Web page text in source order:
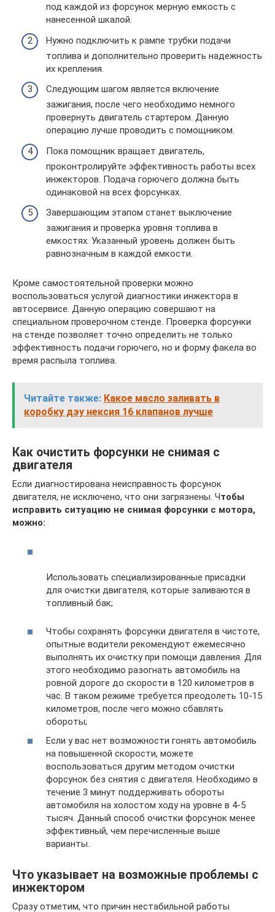
под каждой из форсунок мерную емкость с
нанесенной шкалой.
Нужно подключить к рампе трубки подачи
топлива и дополнительно проверить надежность
их крепления.
Следующим шагом является включение
зажигания, после чего необходимо немного
провернуть двигатель стартером. Данную
операцию лучше проводить с помощником.
Пока помощник вращает двигатель,
проконтролируйте эффективность работы всех
инжекторов. Подача горючего должна быть
одинаковой на всех форсунках.
Завершающим этапом станет выключение
зажигания и проверка уровня топлива в
емкостях. Указанный уровень должен быть
равнозначным в каждой емкости.
Кроме самостоятельной проверки можно
воспользоваться услугой диагностики инжектора в
автосервисе. Данную операцию совершают на
специальном проверочном стенде. Проверка форсунки
на стенде позволяет точно определить не только
эффективность подачи горючего, но и форму факела во
время распыла топлива.
Читайте также: Какое масло заливать в
коробку дэу нексия 16 клапанов лучше
Как очистить форсунки не снимая с
двигателя
Если диагностирована неисправность форсунок
двигателя, не исключено, что они загрязнены. Чтобы
исправить ситуацию не снимая форсунки с мотора,
можно:
Использовать специализированные присадки
для очистки двигателя, которые заливаются в
топливный бак;
Чтобы сохранять форсунки двигателя в чистоте,
опытные водители рекомендуют ежемесячно
выполнять их очистку при помощи давления. Для
этого необходимо разогнать автомобиль на
ровной дороге до скорости в 120 километров в
час. В таком режиме требуется преодолеть 10-15
километров, после чего можно сбавлять
обороты;
Если у вас нет возможности гонять автомобиль
на повышенной скорости, можете
воспользоваться другим методом очистки
форсунок без снятия с двигателя. Необходимо в
течение 3 минут поддерживать обороты
автомобиля на холостом ходу на уровне в 4-5
тысяч. Данный способ очистки форсунок менее
эффективный, чем перечисленные выше
варианты.
Что указывает на возможные проблемы с
инжектором
Сразу отметим, что причин нестабильной работы